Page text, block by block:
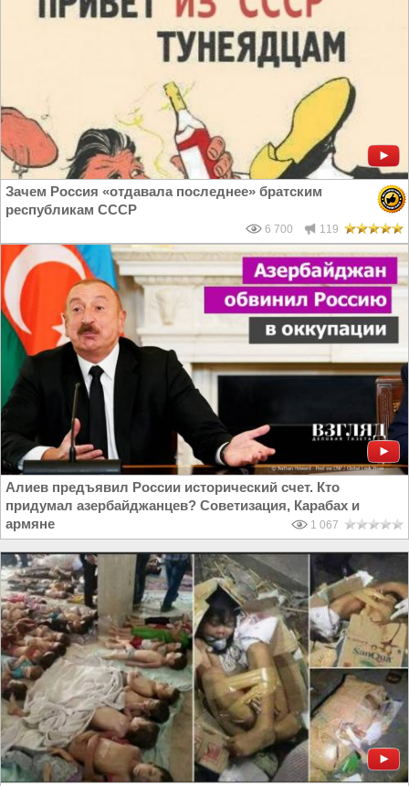
Зачем Россия «отдавала последнее» братским
республикам СССР
6 700 119
Алиев предъявил России исторический счет. Кто
придумал азербайджанцев? Советизация, Карабах и
армяне
1 067